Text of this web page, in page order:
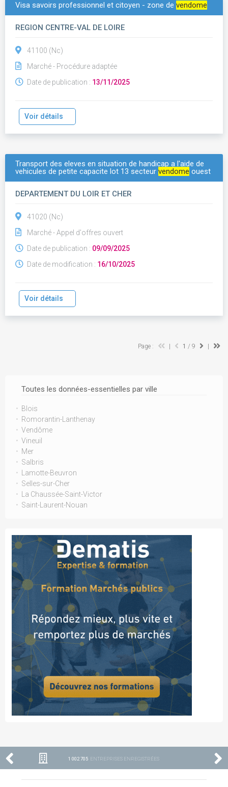
Toutes les données-essentielles par ville
Blois
Romorantin-Lanthenay
Vendôme
Vineuil
Mer
Salbris
Lamotte-Beuvron
Selles-sur-Cher
La Chaussée-Saint-Victor
Saint-Laurent-Nouan
Visa savoirs professionnel et citoyen - zone de vendome
REGION CENTRE-VAL DE LOIRE
41100 (Nc)
Marché - Procédure adaptée
Date de publication : 13/11/2025
Voir détails
Transport des eleves en situation de handicap a l'aide de
vehicules de petite capacite lot 13 secteur vendome ouest
DEPARTEMENT DU LOIR ET CHER
41020 (Nc)
Marché - Appel d'offres ouvert
Date de publication : 09/09/2025
Date de modification : 16/10/2025
Voir détails
Page : 1 / 9
1 002 705 ENTREPRISES ENREGISTRÉES